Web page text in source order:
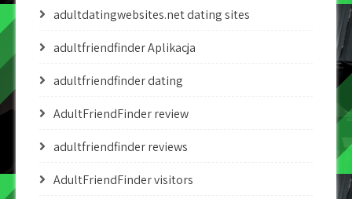
adultdatingwebsites.net dating sites
adultfriendfinder Aplikacja
adultfriendfinder dating
AdultFriendFinder review
adultfriendfinder reviews
AdultFriendFinder visitors